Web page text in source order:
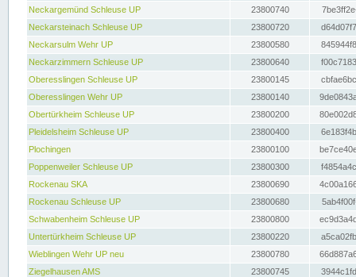
Neckargemünd Schleuse UP
23800740
Neckarsteinach Schleuse UP
23800720
Neckarsulm Wehr UP
23800580
Neckarzimmern Schleuse UP
23800640
Oberesslingen Schleuse UP
23800145
Oberesslingen Wehr UP
23800140
Obertürkheim Schleuse UP
23800200
Pleidelsheim Schleuse UP
23800400
Plochingen
23800100
Poppenweiler Schleuse UP
23800300
Rockenau SKA
23800690
Rockenau Schleuse UP
23800680
Schwabenheim Schleuse UP
23800800
Untertürkheim Schleuse UP
23800220
Wieblingen Wehr UP neu
23800780
Ziegelhausen AMS
23800745